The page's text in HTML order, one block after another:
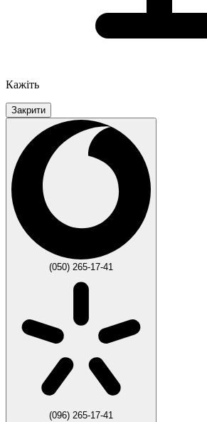
Кажіть
Закрити
(050) 265-17-41
(096) 265-17-41